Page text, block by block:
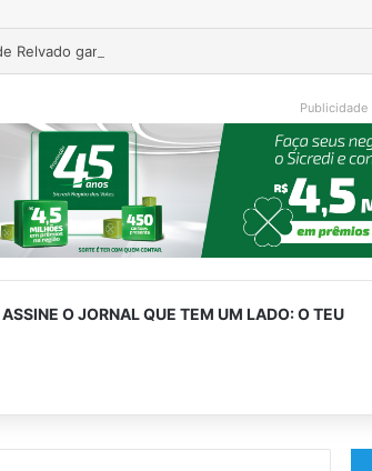
Publicidade
ASSINE O JORNAL QUE TEM UM LADO: O TEU